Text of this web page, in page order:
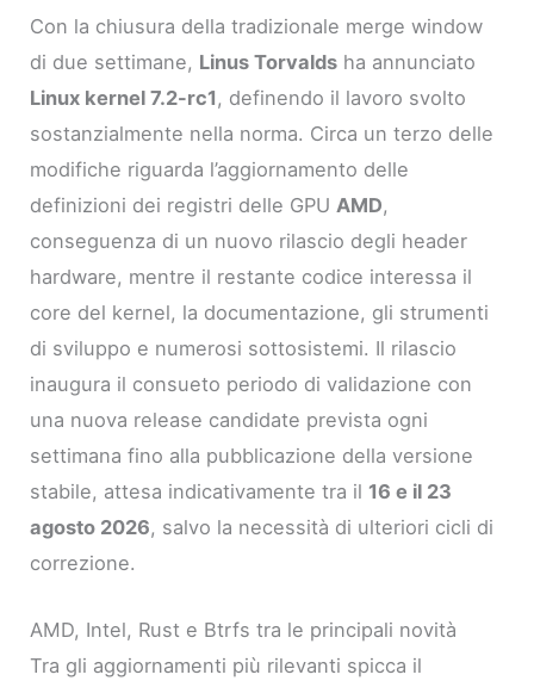
Con la chiusura della tradizionale merge window
di due settimane, Linus Torvalds ha annunciato
Linux kernel 7.2-rc1, definendo il lavoro svolto
sostanzialmente nella norma. Circa un terzo delle
modifiche riguarda l’aggiornamento delle
definizioni dei registri delle GPUAMD,
conseguenza di un nuovo rilascio degli header
hardware, mentre il restante codice interessa il
core del kernel, la documentazione, gli strumenti
di sviluppo e numerosi sottosistemi. Il rilascio
inaugura il consueto periodo di validazione con
una nuova release candidate prevista ogni
settimana fino alla pubblicazione della versione
stabile, attesa indicativamente tra il 16 e il 23
agosto 2026, salvo la necessità di ulteriori cicli di
correzione.
AMD, Intel, Rust e Btrfs tra le principali novità
Tra gli aggiornamenti più rilevanti spicca il